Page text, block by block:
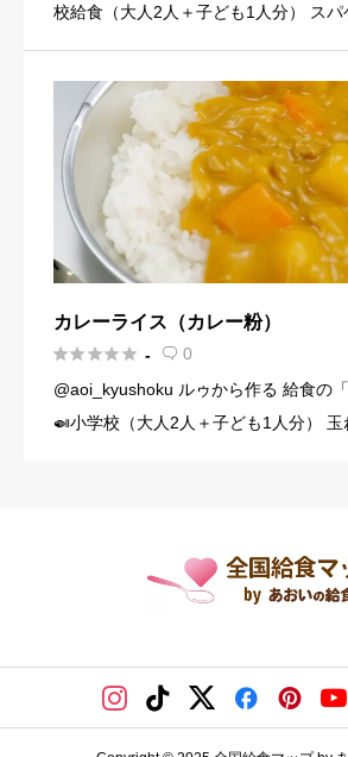
校給食（大人2人＋子ども1人分） スパ
（120g） にんにくチューブ…少々（
カレーライス（カレー粉）
 -  0
@aoi_kyushoku ルゥから作る 給食の「
🍛小学校（大人2人＋子ども1人分） 玉